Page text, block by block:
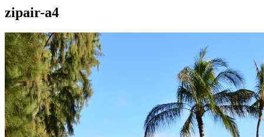
zipair-a4